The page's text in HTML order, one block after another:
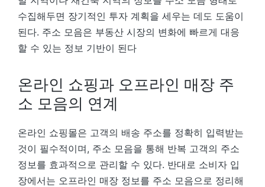
수집해두면 장기적인 투자 계획을 세우는 데도 도움이
된다. 주소 모음은 부동산 시장의 변화에 빠르게 대응
할 수 있는 정보 기반이 된다
온라인 쇼핑과 오프라인 매장 주
소 모음의 연계
온라인 쇼핑몰은 고객의 배송 주소를 정확히 입력받는
것이 필수적이며, 주소 모음을 통해 반복 고객의 주소
정보를 효과적으로 관리할 수 있다. 반대로 소비자 입
장에서는 오프라인 매장 정보를 주소 모음으로 정리해